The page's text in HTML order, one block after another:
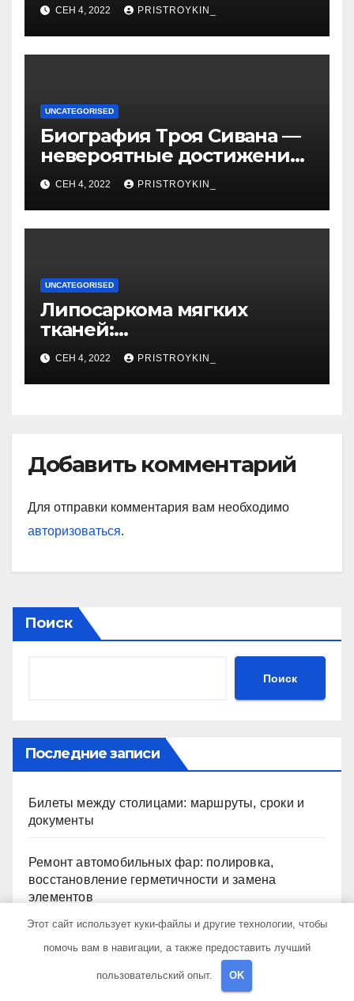
личные подробности
СЕН 4, 2022 PRISTROYKIN_
UNCATEGORISED
Биография Троя Сивана —
невероятные достижения,
искристая карьера и
тайная личная жизнь гуру
YouTube
СЕН 4, 2022 PRISTROYKIN_
UNCATEGORISED
Липосаркома мягких
тканей:
высокодифференцированн
ая, плеоморфная,
миксоидная
СЕН 4, 2022 PRISTROYKIN_
Добавить комментарий
Для отправки комментария вам необходимо
авторизоваться.
Поиск
Поиск
Последние записи
Билеты между столицами: маршруты, сроки и
документы
Ремонт автомобильных фар: полировка,
восстановление герметичности и замена
элементов
экологичный подход и реальная выгода для
Этот сайт использует куки-файлы и другие технологии, чтобы
помочь вам в навигации, а также предоставить лучший
пользовательский опыт. OK